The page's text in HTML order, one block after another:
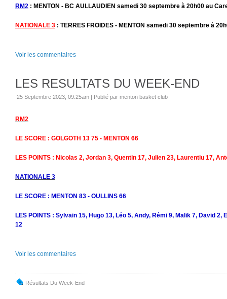
RM2 : MENTON - BC AULLAUDIEN samedi 30 septembre à 20h00 au
NATIONALE 3 : TERRES FROIDES - MENTON samedi 30 septembre à
Voir les commentaires
LES RESULTATS DU WEEK-END
25 Septembre 2023, 09:25am | Publié par menton basket club
RM2
LE SCORE : GOLGOTH 13 75 - MENTON 66
LES POINTS : Nicolas 2, Jordan 3, Quentin 17, Julien 23, Laurentiu 17,
NATIONALE 3
LE SCORE : MENTON 83 - OULLINS 66
LES POINTS : Sylvain 15, Hugo 13, Léo 5, Andy, Rémi 9, Malik 7, David 2,
12
Voir les commentaires
Résultats Du Week-End